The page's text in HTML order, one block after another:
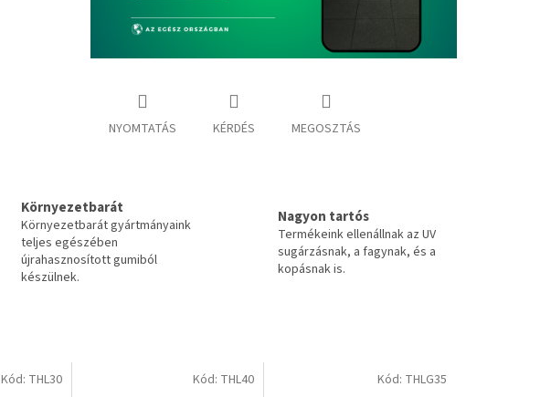
NYOMTATÁS KÉRDÉS MEGOSZTÁS
Környezetbarát
Környezetbarát gyártmányaink
teljes egészében
újrahasznosított gumiból
készülnek.
Nagyon tartós
Termékeink ellenállnak az UV
sugárzásnak, a fagynak, és a
kopásnak is.
Kód: THL30 Kód: THL40 Kód: THLG35